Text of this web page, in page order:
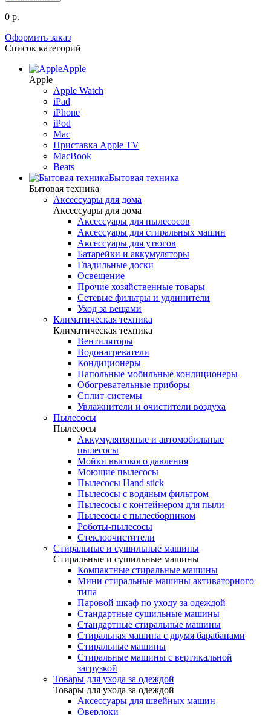
0 р.
Оформить заказ
Список категорий
Apple
Apple
Apple Watch
iPad
iPhone
iPod
Mac
Приставка Apple TV
MacBook
Beats
Бытовая техника
Бытовая техника
Аксессуары для дома
Аксессуары для дома
Аксессуары для пылесосов
Аксессуары для стиральных машин
Аксессуары для утюгов
Батарейки и аккумуляторы
Гладильные доски
Освещение
Прочие хозяйственные товары
Сетевые фильтры и удлинители
Уход за вещами
Климатическая техника
Климатическая техника
Вентиляторы
Водонагреватели
Кондиционеры
Напольные мобильные кондиционеры
Обогревательные приборы
Сплит-системы
Увлажнители и очистители воздуха
Пылесосы
Пылесосы
Аккумуляторные и автомобильные
пылесосы
Мойки высокого давления
Моющие пылесосы
Пылесосы Hand stick
Пылесосы с водяным фильтром
Пылесосы с контейнером для пыли
Пылесосы с пылесборником
Роботы-пылесосы
Стеклоочистители
Стиральные и сушильные машины
Стиральные и сушильные машины
Компактные стиральные машины
Мини стиральные машины активаторного
типа
Паровой шкаф по уходу за одеждой
Стандартные сушильные машины
Стандартные стиральные машины
Стиральная машина с двумя барабанами
Стиральные машины
Стиральные машины с вертикальной
загрузкой
Товары для ухода за одеждой
Товары для ухода за одеждой
Аксессуары для швейных машин
Оверлоки